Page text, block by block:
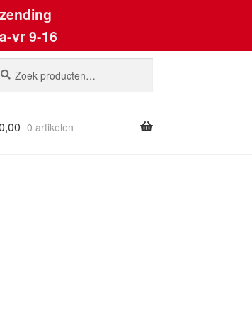
vr 9-16
0 artikelen